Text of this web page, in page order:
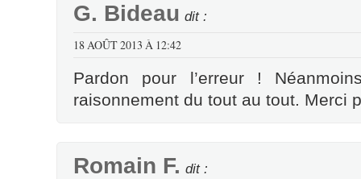
G. Bideau dit :
18 AOÛT 2013 À 12:42
Pardon pour l’erreur !
raisonnement du tout au tout. Merci
Romain F. dit :